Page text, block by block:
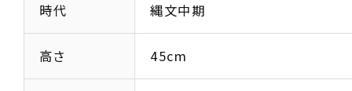
時代 縄文中期
高さ 45cm